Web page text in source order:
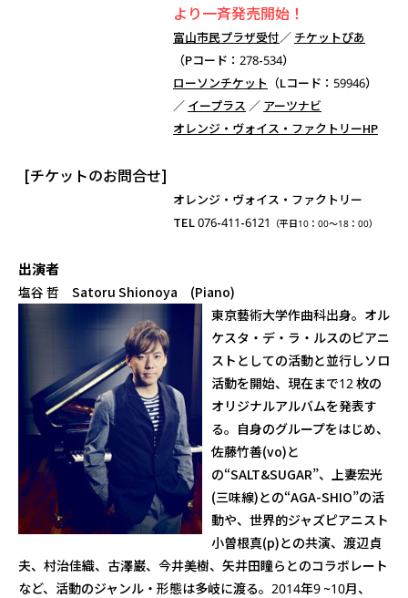
より一斉発売開始！
富山市民プラザ受付／ チケットぴあ
（Pコード：278-534）
ローソンチケット （Lコード：59946）
／ イープラス ／ アーツナビ
オレンジ・ヴォイス・ファクトリーHP
[チケットのお問合せ]
オレンジ・ヴォイス・ファクトリー
TEL 076-411-6121 （平日10：00～18：00）
出演者
塩谷 哲 Satoru Shionoya (Piano)
東京藝術大学作曲科出身。オル
ケスタ・デ・ラ・ルスのピアニ
ストとしての活動と並行しソロ
活動を開始、現在まで12 枚の
オリジナルアルバムを発表す
る。自身のグループをはじめ、
佐藤竹善(vo)と
の“SALT&SUGAR”、上妻宏光
(三味線)との“AGA-SHIO”の活
動や、世界的ジャズピアニスト
小曽根真(p)との共演、渡辺貞
夫、村治佳織、古澤巌、今井美樹、矢井田瞳らとのコラボレート
など、活動のジャンル・形態は多岐に渡る。2014年9 ~10月、